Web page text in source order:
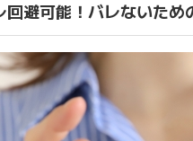
避可能！バレないため